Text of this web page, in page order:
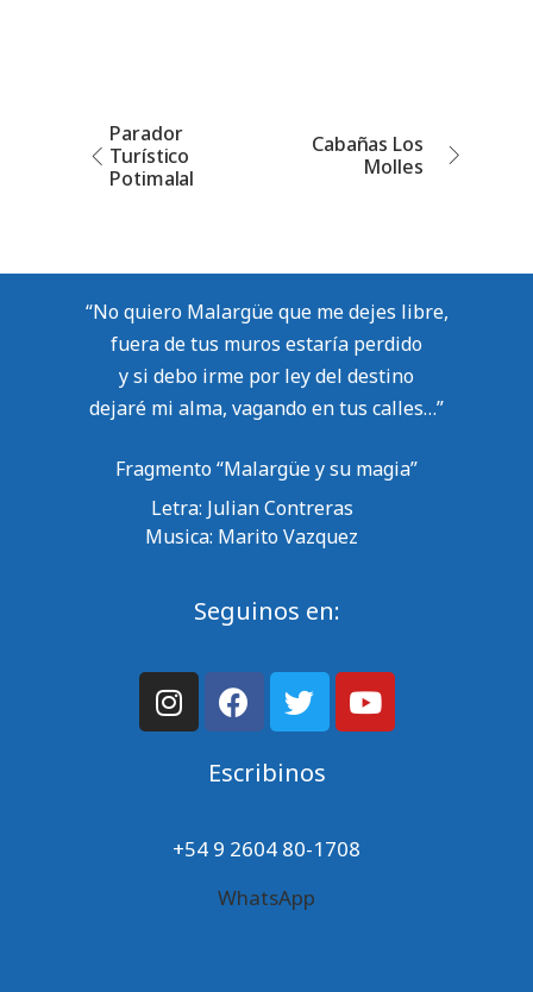
Parador
Turístico
Potimalal
Cabañas Los
Molles
“No quiero Malargüe que me dejes libre,
fuera de tus muros estaría perdido
y si debo irme por ley del destino
dejaré mi alma, vagando en tus calles…”
Fragmento “Malargüe y su magia”
Letra: Julian Contreras
Musica: Marito Vazquez
Seguinos en:
Escribinos
+54 9 2604 80-1708
WhatsApp